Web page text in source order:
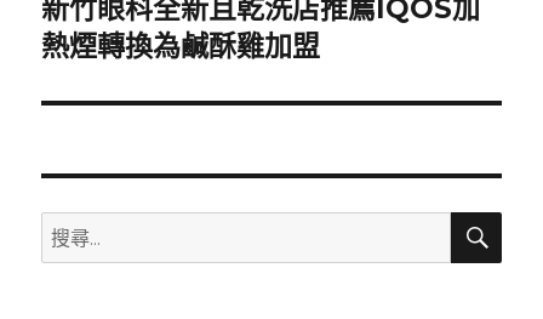
下
一
文
新竹眼科全新且乾洗店推薦IQOS加
熱煙轉換為鹹酥雞加盟
搜
尋
搜